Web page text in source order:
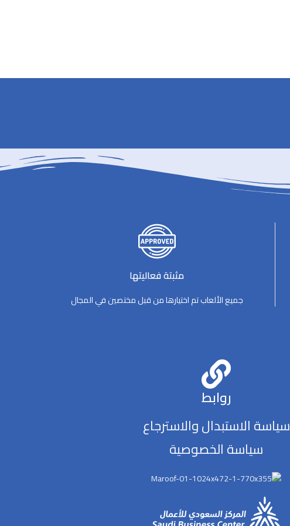
مثبتة فعاليتها
جميع الألعاب تم اختيارها من قبل مختصين في المجال
روابط
سياسة الاستبدال والاسترجاع
سياسة الخصوصية